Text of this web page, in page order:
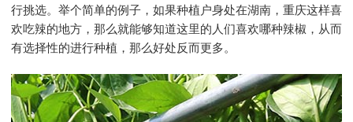
行挑选。举个简单的例子，如果种植户身处在湖南，重庆这样喜
欢吃辣的地方，那么就能够知道这里的人们喜欢哪种辣椒，从而
有选择性的进行种植，那么好处反而更多。